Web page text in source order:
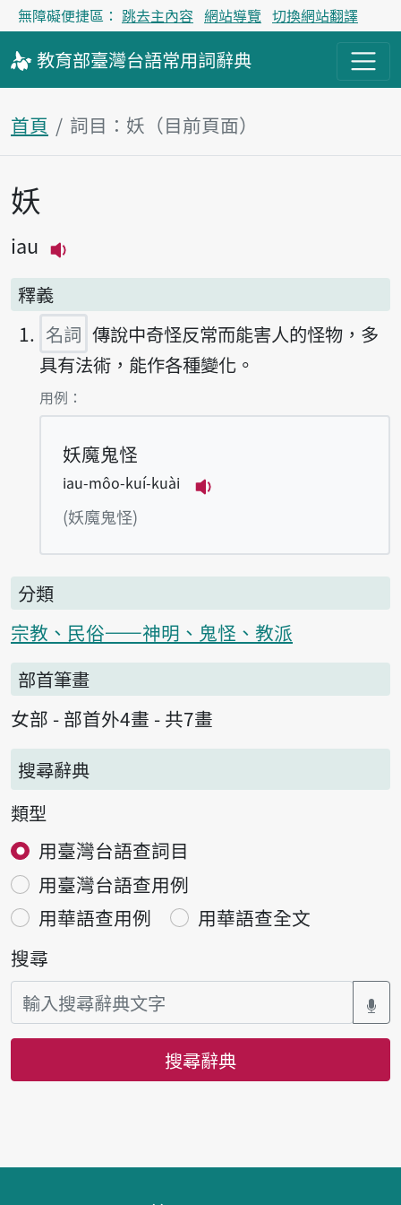
無障礙便捷區： 跳去主內容 網站導覽 切換網站翻譯
教育部臺灣台語常用詞辭典
首頁 詞目：妖（目前頁面）
主內容區塊
妖
iau
釋義
名詞 傳說中奇怪反常而能害人的怪物，多
具有法術，能作各種變化。
第1項釋義的
用例：
妖魔鬼怪
iau-môo-kuí-kuài
(妖魔鬼怪)
分類
宗教、民俗——神明、鬼怪、教派
部首筆畫
女部 - 部首外4畫 - 共7畫
搜尋辭典
類型
用臺灣台語查詞目
用臺灣台語查用例
用華語查用例
用華語查全文
搜尋
搜尋辭典